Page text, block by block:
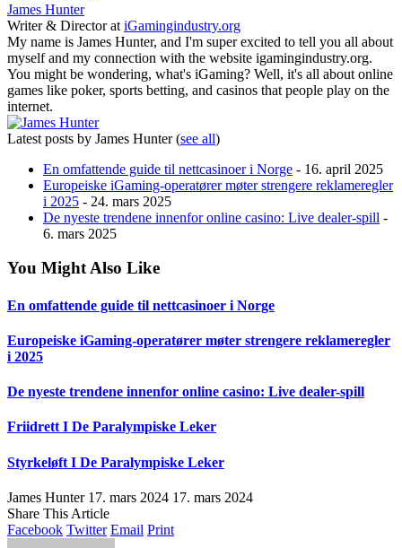
James Hunter
Writer & Directorat iGamingindustry.org
My name is James Hunter, and I'm super excited to tell you all about
myself and my connection with the website igamingindustry.org.
You might be wondering, what's iGaming? Well, it's all about online
games like poker, sports betting, and casinos that people play on the
internet.
Latest posts by James Hunter(see all)
En omfattende guide til nettcasinoer i Norge - 16. april 2025
Europeiske iGaming-operatører møter strengere reklameregler
i 2025 - 24. mars 2025
De nyeste trendene innenfor online casino: Live dealer-spill -
6. mars 2025
You Might Also Like
En omfattende guide til nettcasinoer i Norge
Europeiske iGaming-operatører møter strengere reklameregler
i 2025
De nyeste trendene innenfor online casino: Live dealer-spill
Friidrett I De Paralympiske Leker
Styrkeløft I De Paralympiske Leker
James Hunter 17. mars 2024 17. mars 2024
Share This Article
Facebook Twitter Email Print